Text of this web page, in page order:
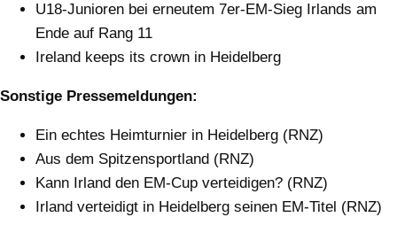
U18-Junioren bei erneutem 7er-EM-Sieg Irlands am
Ende auf Rang 11
Ireland keeps its crown in Heidelberg
Sonstige Pressemeldungen:
Ein echtes Heimturnier in Heidelberg (RNZ)
Aus dem Spitzensportland (RNZ)
Kann Irland den EM-Cup verteidigen? (RNZ)
Irland verteidigt in Heidelberg seinen EM-Titel (RNZ)